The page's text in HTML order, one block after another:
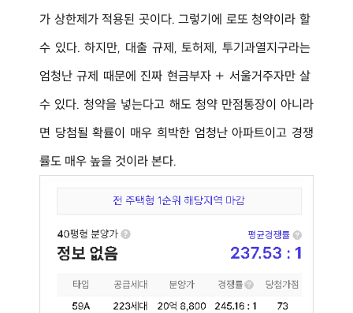
가 상한제가 적용된 곳이다. 그렇기에 로또 청약이라 할
수 있다. 하지만, 대출 규제, 토허제, 투기과열지구라는
엄청난 규제 때문에 진짜 현금부자 + 서울거주자만 살
수 있다. 청약을 넣는다고 해도 청약 만점통장이 아니라
면 당첨될 확률이 매우 희박한 엄청난 아파트이고 경쟁
률도 매우 높을 것이라 본다.